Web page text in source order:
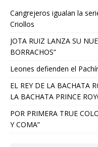
Cangrejeros igualan la
Criollos
JOTA RUIZ LANZA SU
BORRACHOS”
Leones defienden el
EL REY DE LA BACHATA
LA BACHATA PRINCE
POR PRIMERA TRUE
Y COMA”